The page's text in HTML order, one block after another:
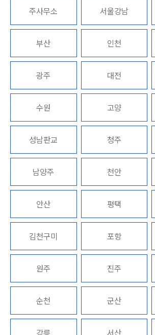
주사무소 서울강남
부산 인천
광주 대전
수원 고양
성남판교 청주
남양주 천안
안산 평택
김천구미 포항
원주 진주
순천 군산
강릉 서산